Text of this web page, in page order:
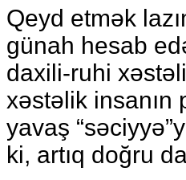
Qeyd etmək
günah hesab
daxili-ruhi
xəstəlik insanın
yavaş
ki, artıq doğru